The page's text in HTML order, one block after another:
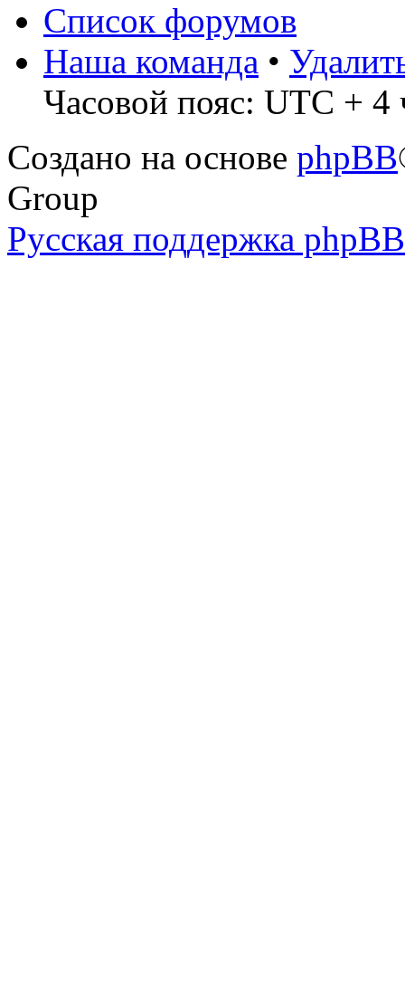
Список форумов
Наша команда •
Часовой пояс: UTC + 4
Создано на основе phpBB
Group
Русская поддержка phpBB